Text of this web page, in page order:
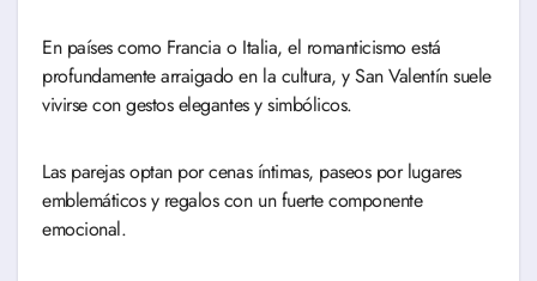
En países como Francia o Italia, el romanticismo está
profundamente arraigado en la cultura, y San Valentín suele
vivirse con gestos elegantes y simbólicos.
Las parejas optan por cenas íntimas, paseos por lugares
emblemáticos y regalos con un fuerte componente
emocional.